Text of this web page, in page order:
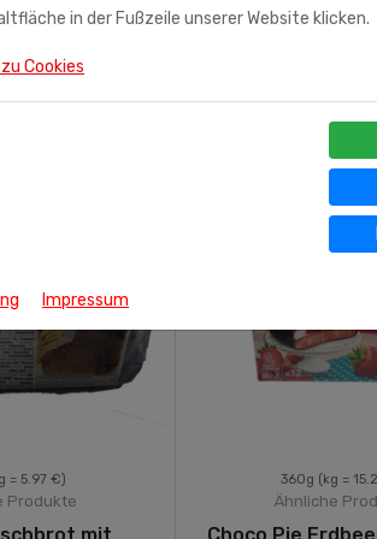
= 5.97 €)
Produkte
mit
360g (kg =
Ähnliche
Choco Pie
in der Fußzeile unserer Website klicken.
Cookies
Impressum